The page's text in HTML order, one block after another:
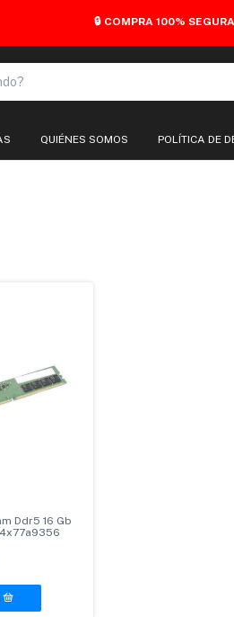
🔒 COMPRA 100% SEGURA
QUIÉNES SOMOS POLÍTICA DE
Ddr5 16 Gb